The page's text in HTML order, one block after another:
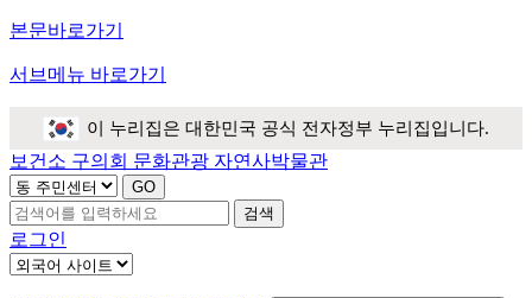
본문바로가기
서브메뉴 바로가기
이 누리집은 대한민국 공식 전자정부 누리집입니다.
보건소 구의회 문화관광 자연사박물관
검색
로그인